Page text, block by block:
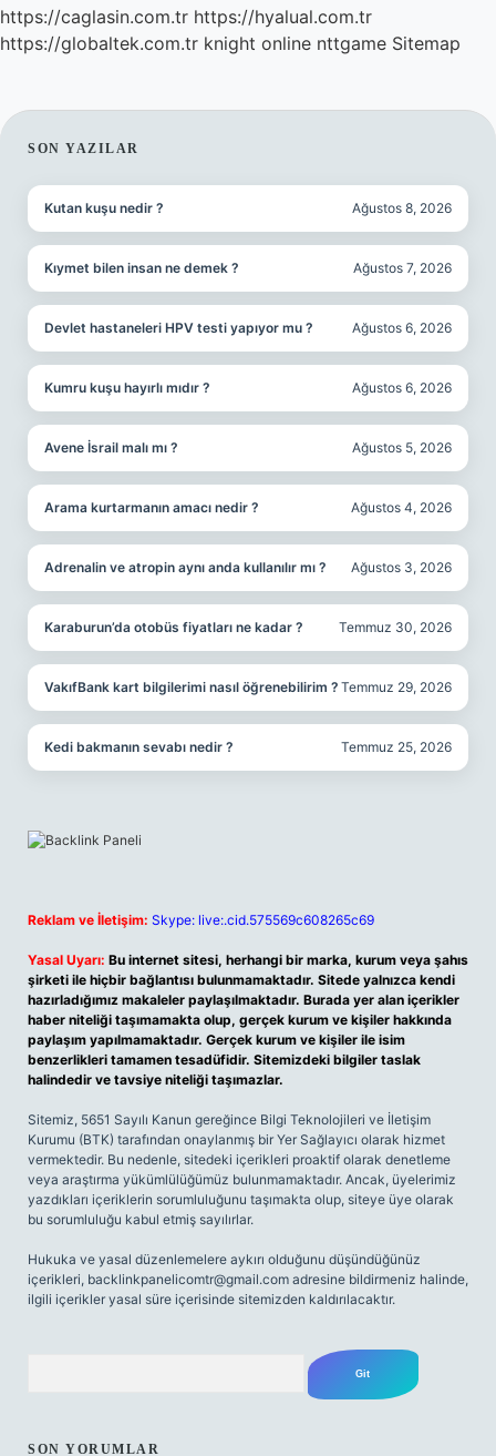
https://caglasin.com.tr https://hyalual.com.tr
https://globaltek.com.tr knight online nttgame Sitemap
SIDEBAR
SON YAZILAR
Kutan kuşu nedir ? Ağustos 8, 2026
Kıymet bilen insan ne demek ? Ağustos 7, 2026
Devlet hastaneleri HPV testi yapıyor mu ? Ağustos 6, 2026
Kumru kuşu hayırlı mıdır ? Ağustos 6, 2026
Avene İsrail malı mı ? Ağustos 5, 2026
Arama kurtarmanın amacı nedir ? Ağustos 4, 2026
Adrenalin ve atropin aynı anda kullanılır mı ? Ağustos 3, 2026
Karaburun’da otobüs fiyatları ne kadar ? Temmuz 30, 2026
VakıfBank kart bilgilerimi nasıl öğrenebilirim ? Temmuz 29, 2026
Kedi bakmanın sevabı nedir ? Temmuz 25, 2026
Reklam ve İletişim: Skype: live:.cid.575569c608265c69
Yasal Uyarı: Bu internet sitesi, herhangi bir marka, kurum veya şahıs
şirketi ile hiçbir bağlantısı bulunmamaktadır. Sitede yalnızca kendi
hazırladığımız makaleler paylaşılmaktadır. Burada yer alan içerikler
haber niteliği taşımamakta olup, gerçek kurum ve kişiler hakkında
paylaşım yapılmamaktadır. Gerçek kurum ve kişiler ile isim
benzerlikleri tamamen tesadüfidir. Sitemizdeki bilgiler taslak
halindedir ve tavsiye niteliği taşımazlar.
Sitemiz, 5651 Sayılı Kanun gereğince Bilgi Teknolojileri ve İletişim
Kurumu (BTK) tarafından onaylanmış bir Yer Sağlayıcı olarak hizmet
vermektedir. Bu nedenle, sitedeki içerikleri proaktif olarak denetleme
veya araştırma yükümlülüğümüz bulunmamaktadır. Ancak, üyelerimiz
yazdıkları içeriklerin sorumluluğunu taşımakta olup, siteye üye olarak
bu sorumluluğu kabul etmiş sayılırlar.
Hukuka ve yasal düzenlemelere aykırı olduğunu düşündüğünüz
içerikleri, backlinkpanelicomtr@gmail.com adresine bildirmeniz halinde,
ilgili içerikler yasal süre içerisinde sitemizden kaldırılacaktır.
SON YORUMLAR